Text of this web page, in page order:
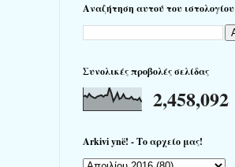
Αναζήτηση αυτού του ιστολογίου
Συνολικές προβολές σελίδας
2,458,092
Arkivi ynë! - Το αρχείο μας!